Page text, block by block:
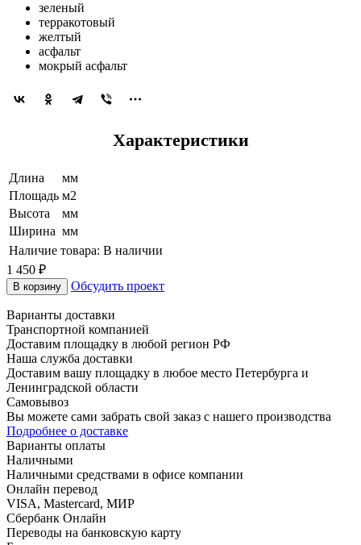
зеленый
терракотовый
желтый
асфальт
мокрый асфальт
Характеристики
Длина
мм
Площадь м2
Высота
мм
Ширина мм
Наличие товара: В наличии
1 450 ₽
В корзину Обсудить проект
Варианты доставки
Транспортной компанией
Доставим площадку в любой регион РФ
Наша служба доставки
Доставим вашу площадку в любое место Петербурга и
Ленинградской области
Самовывоз
Вы можете сами забрать свой заказ с нашего производства
Подробнее о доставке
Варианты оплаты
Наличными
Наличными средствами в офисе компании
Онлайн перевод
VISA, Mastercard, МИР
Сбербанк Онлайн
Переводы на банковскую карту